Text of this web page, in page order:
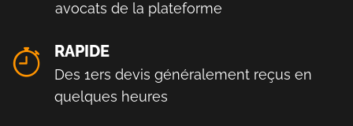
avocats de la plateforme
RAPIDE
Des 1ers devis généralement reçus en
quelques heures